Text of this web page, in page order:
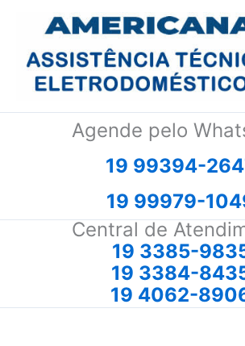
conteúdo
Agende pelo
19 99394-
19 99979-
Central de
19 3385-
19 3384-
19 4062-